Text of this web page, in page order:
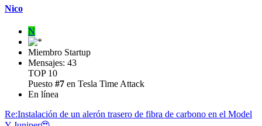
Nico
N
Miembro Startup
Mensajes: 43
TOP 10
Puesto #7 en Tesla Time Attack
En línea
Re:Instalación de un alerón trasero de fibra de carbono en el Model